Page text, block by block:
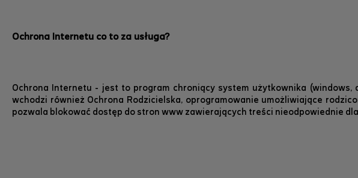
Ochrona Internetu co to za usługa?
Ochrona Internetu - jest to program chroniący system użytkownika
wchodzi również Ochrona Rodzicielska, oprogramowanie umożliwiające
pozwala blokować dostęp do stron www zawierających treści nieodpowiednie